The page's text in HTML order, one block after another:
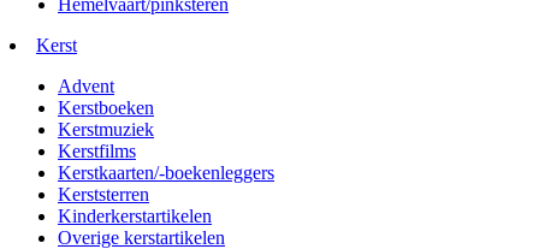
Hemelvaart/pinksteren
Kerst
Advent
Kerstboeken
Kerstmuziek
Kerstfilms
Kerstkaarten/-boekenleggers
Kerststerren
Kinderkerstartikelen
Overige kerstartikelen